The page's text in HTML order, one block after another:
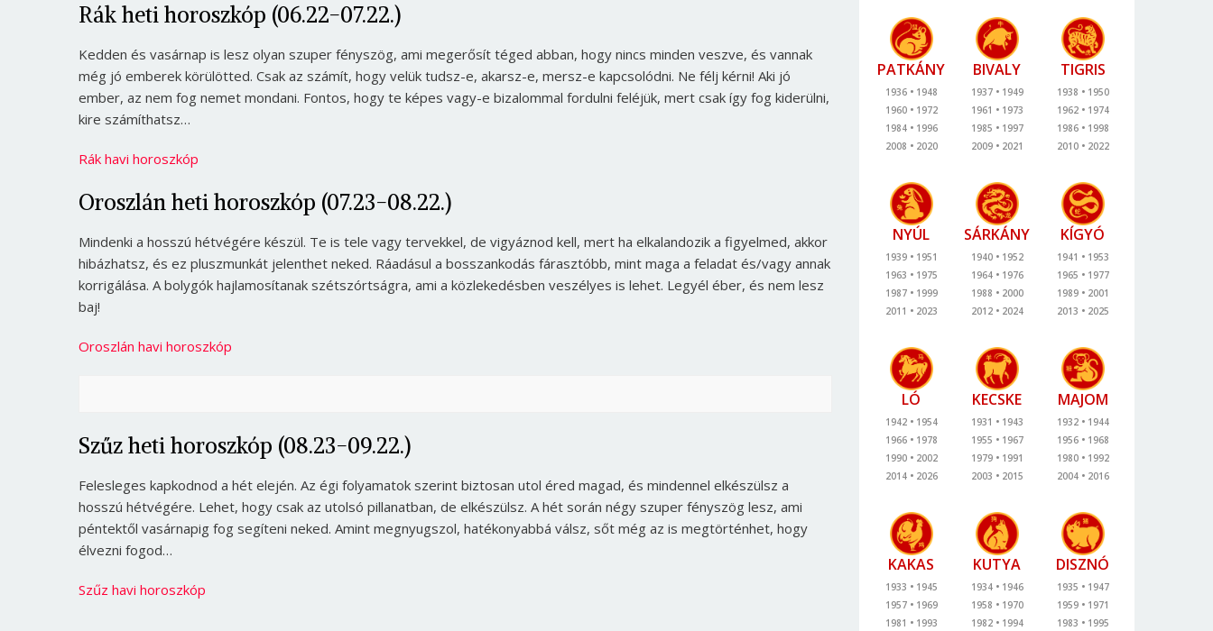
Rák heti horoszkóp (06.22-07.22.)
Kedden és vasárnap is lesz olyan szuper fényszög, ami megerősít téged abban, hogy nincs minden veszve, és vannak
még jó emberek körülötted. Csak az számít, hogy velük tudsz-e, akarsz-e, mersz-e kapcsolódni. Ne félj kérni! Aki jó
ember, az nem fog nemet mondani. Fontos, hogy te képes vagy-e bizalommal fordulni feléjük, mert csak így fog kiderülni,
kire számíthatsz…
Rák havi horoszkóp
Oroszlán heti horoszkóp (07.23-08.22.)
Mindenki a hosszú hétvégére készül. Te is tele vagy tervekkel, de vigyáznod kell, mert ha elkalandozik a figyelmed, akkor
hibázhatsz, és ez pluszmunkát jelenthet neked. Ráadásul a bosszankodás fárasztóbb, mint maga a feladat és/vagy annak
korrigálása. A bolygók hajlamosítanak szétszórtságra, ami a közlekedésben veszélyes is lehet. Legyél éber, és nem lesz
baj!
Oroszlán havi horoszkóp
Szűz heti horoszkóp (08.23-09.22.)
Felesleges kapkodnod a hét elején. Az égi folyamatok szerint biztosan utol éred magad, és mindennel elkészülsz a
hosszú hétvégére. Lehet, hogy csak az utolsó pillanatban, de elkészülsz. A hét során négy szuper fényszög lesz, ami
péntektől vasárnapig fog segíteni neked. Amint megnyugszol, hatékonyabbá válsz, sőt még az is megtörténhet, hogy
élvezni fogod…
Szűz havi horoszkóp
PATKÁNY
1936
1948
1960
1972
1984
1996
2008
2020
BIVALY
1937
1949
1961
1973
1985
1997
2009
2021
TIGRIS
1938
1950
1962
1974
1986
1998
2010
2022
NYÚL
1939
1951
1963
1975
1987
1999
2011
2023
SÁRKÁNY
1940
1952
1964
1976
1988
2000
2012
2024
KÍGYÓ
1941
1953
1965
1977
1989
2001
2013
2025
LÓ
1942
1954
1966
1978
1990
2002
2014
2026
KECSKE
1931
1943
1955
1967
1979
1991
2003
2015
MAJOM
1932
1944
1956
1968
1980
1992
2004
2016
KAKAS
1933
1945
1957
1969
1981
1993
KUTYA
1934
1946
1958
1970
1982
1994
DISZNÓ
1935
1947
1959
1971
1983
1995
Borsonline bejelentkezés
E-mail cím vagy felhasználónév